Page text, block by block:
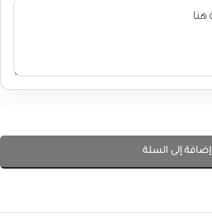
إضافة إلى السلة